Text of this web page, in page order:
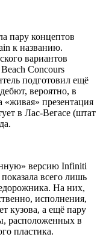
пару концептов
к названию.
вариантов
Concours
подготовил ещё
вероятно, в
«живая» презентация
в Лас-Вегасе (штат
версию Infiniti
всего лишь
На них,
исполнения,
кузова, а ещё пару
расположенных в
пластика.